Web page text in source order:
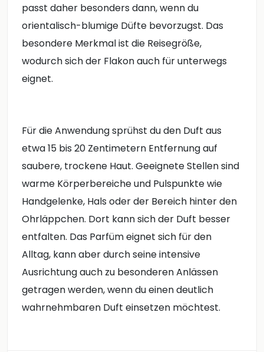
passt daher besonders dann, wenn du
orientalisch-blumige Düfte bevorzugst. Das
besondere Merkmal ist die Reisegröße,
wodurch sich der Flakon auch für unterwegs
eignet.
Für die Anwendung sprühst du den Duft aus
etwa 15 bis 20 Zentimetern Entfernung auf
saubere, trockene Haut. Geeignete Stellen sind
warme Körperbereiche und Pulspunkte wie
Handgelenke, Hals oder der Bereich hinter den
Ohrläppchen. Dort kann sich der Duft besser
entfalten. Das Parfüm eignet sich für den
Alltag, kann aber durch seine intensive
Ausrichtung auch zu besonderen Anlässen
getragen werden, wenn du einen deutlich
wahrnehmbaren Duft einsetzen möchtest.